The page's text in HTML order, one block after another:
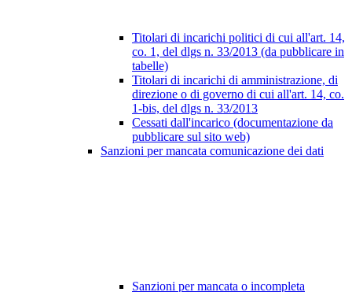
Titolari di incarichi politici di cui all'art. 14,
co. 1, del dlgs n. 33/2013 (da pubblicare in
tabelle)
Titolari di incarichi di amministrazione, di
direzione o di governo di cui all'art. 14, co.
1-bis, del dlgs n. 33/2013
Cessati dall'incarico (documentazione da
pubblicare sul sito web)
Sanzioni per mancata comunicazione dei dati
Sanzioni per mancata o incompleta